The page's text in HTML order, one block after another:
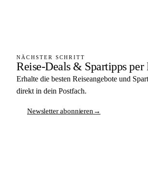
NÄCHSTER SCHRITT
Reise-Deals & Spartipps per
Erhalte die besten Reiseangebote und
direkt in dein Postfach.
Newsletter abonnieren→